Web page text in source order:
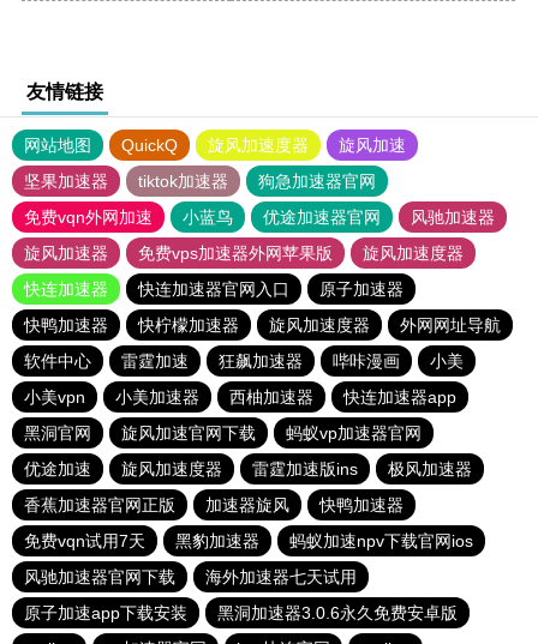
友情链接
网站地图 QuickQ 旋风加速度器
旋风加速
坚果加速器
tiktok加速器
狗急加速器官网
免费vqn外网加速
小蓝鸟 优途加速器官网
风驰加速器
旋风加速器
免费vps加速器外网苹果版
旋风加速度器
快连加速器
快连加速器官网入口
原子加速器
快鸭加速器
快柠檬加速器 旋风加速度器
外网网址导航
软件中心
雷霆加速 狂飙加速器 哔咔漫画
小美
小美vpn
小美加速器 西柚加速器
快连加速器app
黑洞官网
旋风加速官网下载
蚂蚁vp加速器官网
优途加速
旋风加速度器 雷霆加速版ins
极风加速器
香蕉加速器官网正版
加速器旋风
快鸭加速器
免费vqn试用7天
黑豹加速器
蚂蚁加速npv下载官网ios
风驰加速器官网下载
海外加速器七天试用
原子加速app下载安装
黑洞加速器3.0.6永久免费安卓版